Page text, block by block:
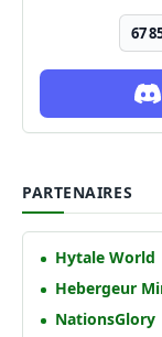
67
PARTENAIRES
Hytale World
Hebergeur
NationsGlory